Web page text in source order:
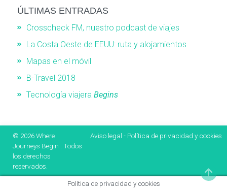
ÚLTIMAS ENTRADAS
Crosscheck FM, nuestro podcast de viajes
La Costa Oeste de EEUU: ruta y alojamientos
Mapas en el móvil
B-Travel 2018
Tecnología viajera Begins
© 2026Where
Journeys Begin
. Todos
los derechos
reservados.
Aviso legal - Política de privacidad y cookies
Política de privacidad y cookies